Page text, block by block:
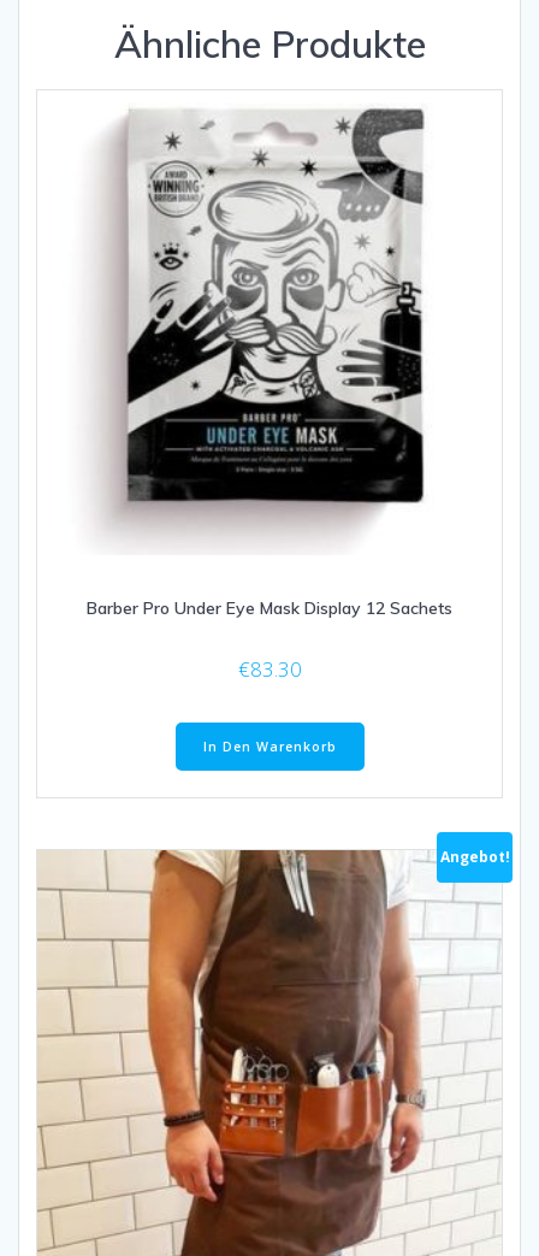
Ähnliche Produkte
Barber Pro Under Eye Mask Display 12 Sachets
€83.30
In Den Warenkorb
Angebot!